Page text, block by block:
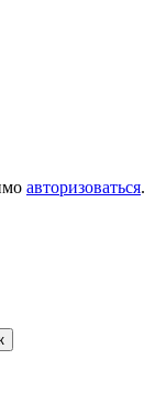
авторизоваться.